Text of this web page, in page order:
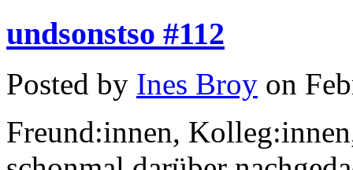
undsonstso #112
Posted by Ines Broy on
Freund:innen,